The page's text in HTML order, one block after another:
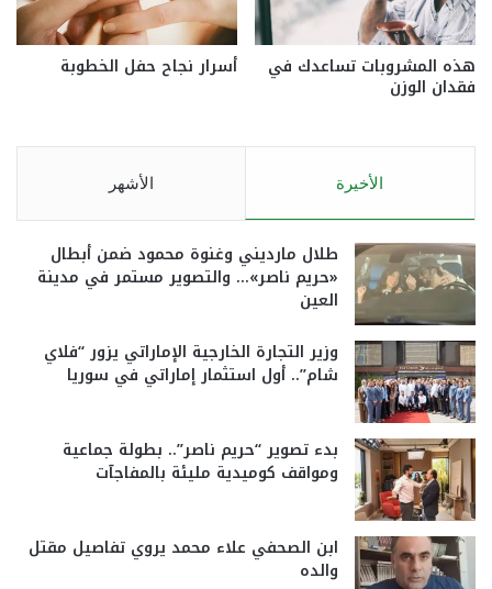
هذه المشروبات تساعدك في
فقدان الوزن
أسرار نجاح حفل الخطوبة
الأخيرة الأشهر
طلال مارديني وغنوة محمود ضمن أبطال
«حريم ناصر»… والتصوير مستمر في مدينة
العين
وزير التجارة الخارجية الإماراتي يزور “فلاي
شام”.. أول استثمار إماراتي في سوريا
بدء تصوير “حريم ناصر”.. بطولة جماعية
ومواقف كوميدية مليئة بالمفاجآت
ابن الصحفي علاء محمد يروي تفاصيل مقتل
والده